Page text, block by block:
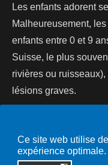
Ce site web utilise
expérience optimale.
Les enfants adorent
Malheureusement,
enfants entre 0 et 9
Suisse, le plus
rivières ou
lésions graves.